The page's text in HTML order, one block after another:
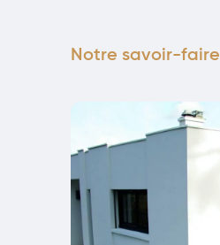
Notre savoir-faire